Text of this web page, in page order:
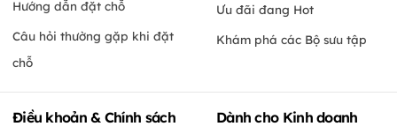
Hướng dẫn đặt chỗ
Câu hỏi thường gặp khi đặt
chỗ
Ưu đãi đang Hot
Khám phá các Bộ sưu tập
Điều khoản & Chính sách Dành cho Kinh doanh